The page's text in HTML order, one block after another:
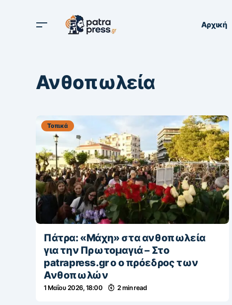
Αρχική
Ανθοπωλεία
Τοπικά
Πάτρα: «Μάχη» στα ανθοπωλεία
για την Πρωτομαγιά – Στο
patrapress.gr ο ο πρόεδρος των
Ανθοπωλών
1 Μαΐου 2026, 18:00 2 min read